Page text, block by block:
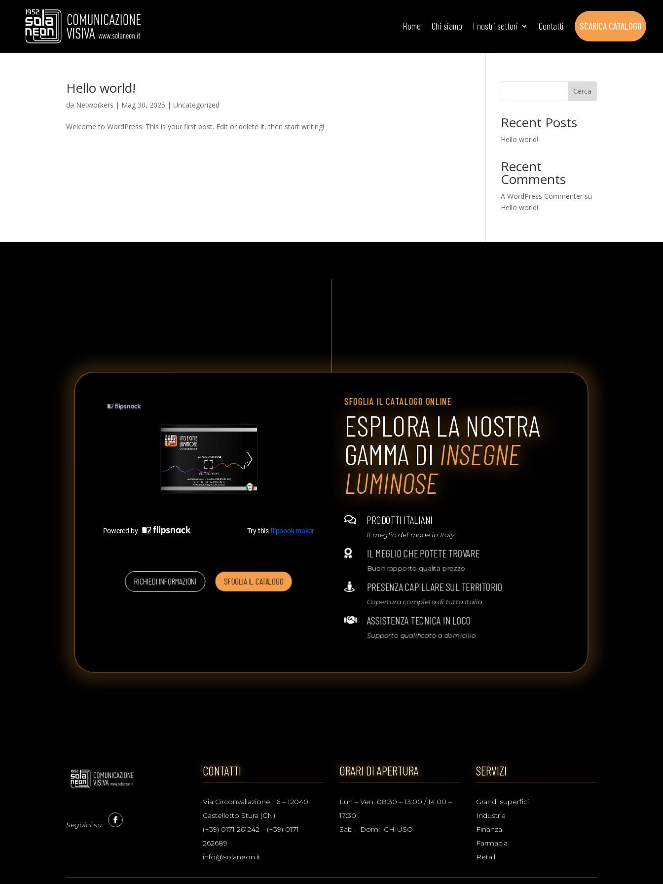
Home Chi siamo I nostri settori Contatti SCARICA CATALOGO
Hello world!
da Networkers | Mag 30, 2025 |Uncategorized
Welcome to WordPress. This is your first post. Edit or delete it, then start writing!
Cerca
Recent Posts
Hello world!
Recent
Comments
A WordPress Commenter su
Hello world!
RICHIEDI INFORMAZIONI SFOGLIA IL CATALOGO
SFOGLIA IL CATALOGO ONLINE
ESPLORA LA NOSTRA
GAMMA DI INSEGNE
LUMINOSE
 PRODOTTI ITALIANI
Il meglio del made in Italy
 IL MEGLIO CHE POTETE TROVARE
Buon rapporto qualità prezzo
 PRESENZA CAPILLARE SUL TERRITORIO
Copertura completa di tutta Italia
 ASSISTENZA TECNICA IN LOCO
Supporto qualificato a domicilio
Seguici su:
CONTATTI
Via Circonvallazione, 16 – 12040
Castelletto Stura (CN)
(+39) 0171 261242 – (+39) 0171
262689
info@solaneon.it
ORARI DI APERTURA
Lun – Ven: 08:30 – 13:00 / 14:00 –
17:30
Sab – Dom: CHIUSO
SERVIZI
Grandi superfici
Industria
Finanza
Farmacia
Retail